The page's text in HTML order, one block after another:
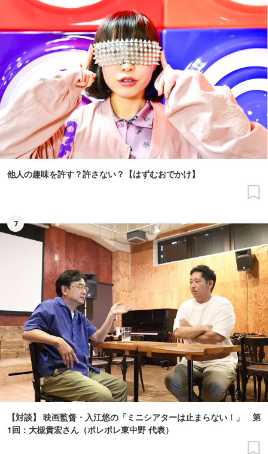
他人の趣味を許す？許さない？【はずむおでかけ】
7
【対談】 映画監督・入江悠の「ミニシアターは止まらない！」 第
1回：大槻貴宏さん（ポレポレ東中野 代表）